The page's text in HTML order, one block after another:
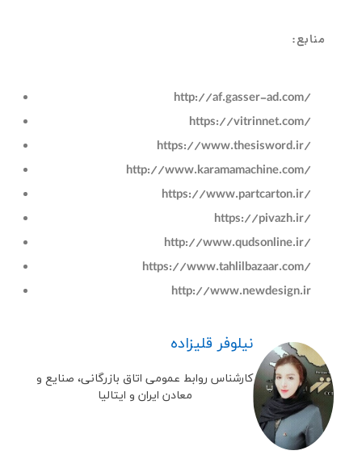
منابع:
http://af.gasser-ad.com/
https://vitrinnet.com/
https://www.thesisword.ir/
http://www.karamamachine.com/
https://www.partcarton.ir/
https://pivazh.ir/
http://www.qudsonline.ir/
https://www.tahlilbazaar.com/
http://www.newdesign.ir
نیلوفر قلیزاده
کارشناس روابط عمومی اتاق بازرگانی، صنایع و
معادن ایران و ایتالیا